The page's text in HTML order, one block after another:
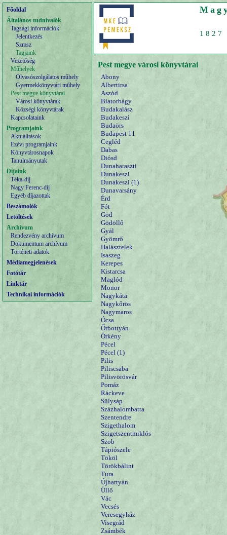
Főoldal
Általános tudnivalók
Tagsági információk
Jelentkezés
Szmsz
Tagjaink
Vezetőség
Műhelyek
Olvasószolgálatos műhely
Gyermekkönyvtári műhely
Pest megye könyvtárai
Városi könyvtárak
Községi könyvtárak
Kapcsolataink
Programjaink
Aktualitások
Ezévi programjaink
Könyvtárosnapok
Tanulmányutak
Díjaink
Téka-díj
Nagy Ferenc-díj
Egyéb díjazottak
Beszámolók
Letöltések
Archívum
Rendezvény archívum
Dokumentum archívum
Történeti adatok
Médiamegjelenések
Fotótár
Linktár
Technikai információk
Pest megye városi könyvtárai
Abony
Albertirsa
Aszód
Biatorbágy
Budakalász
Budakeszi
Budaörs
Budapest 11
Cegléd
Dabas
Diósd
Dunaharaszti
Dunakeszi
Dunakeszi (1)
Dunavarsány
Érd
Fót
Göd
Gödöllő
Gyál
Gyömrő
Halásztelek
Isaszeg
Kerepes
Kistarcsa
Maglód
Monor
Nagykáta
Nagykőrös
Nagymaros
Ócsa
Őrbottyán
Örkény
Pécel
Pécel (1)
Pilis
Piliscsaba
Pilisvörösvár
Pomáz
Ráckeve
Sülysáp
Százhalombatta
Szentendre
Szigethalom
Szigetszentmiklós
Szob
Tápiószele
Tököl
Törökbálint
Tura
Újhartyán
Üllő
Vác
Vecsés
Veresegyház
Visegrád
Zsámbék